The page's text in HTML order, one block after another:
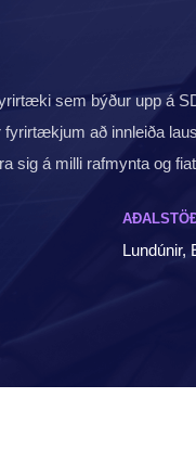
sem býður upp á
fyrirtækjum að innleiða
sig á milli rafmynta og
Lundúnir,